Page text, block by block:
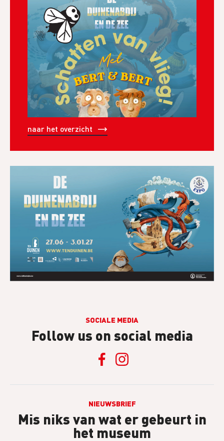
naar het overzicht
SOCIALE MEDIA
Follow us on social media
NIEUWSBRIEF
Mis niks van wat er gebeurt in
het museum